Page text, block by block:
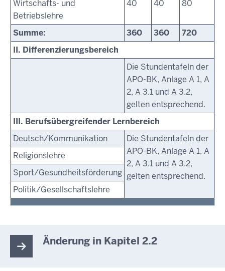
Wirtschafts- und
Betriebslehre
40 40 80
Summe: 360 360
720
II. Differenzierungsbereich
Die Stundentafeln der
APO-BK, Anlage A 1, A
2, A 3.1 und A 3.2,
gelten entsprechend.
III. Berufsübergreifender Lernbereich
Deutsch/Kommunikation
Die Stundentafeln der
APO-BK, Anlage A 1, A
2, A 3.1 und A 3.2,
gelten entsprechend.
Religionslehre
Sport/Gesundheitsförderung
Politik/Gesellschaftslehre
Änderung in Kapitel 2.2